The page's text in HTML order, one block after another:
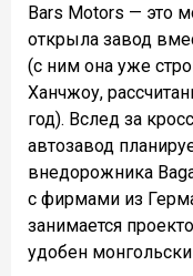
Bars Motors — это
открыла завод
(с ним она уже
Ханчжоу,
год). Вслед за
автозавод
внедорожника
с фирмами из
занимается
удобен